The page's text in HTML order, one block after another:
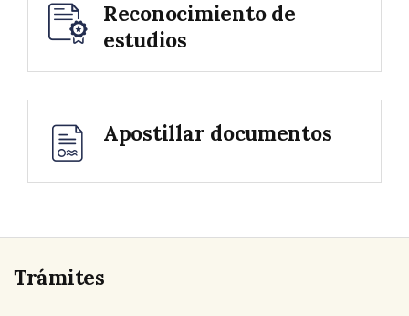
Reconocimiento de
estudios
Apostillar documentos
Trámites